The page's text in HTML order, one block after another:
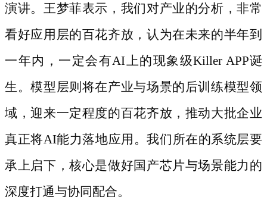
演讲。王梦菲表示，我们对产业的分析，非常
看好应用层的百花齐放，认为在未来的半年到
一年内，一定会有AI上的现象级Killer APP诞
生。模型层则将在产业与场景的后训练模型领
域，迎来一定程度的百花齐放，推动大批企业
真正将AI能力落地应用。我们所在的系统层要
承上启下，核心是做好国产芯片与场景能力的
深度打通与协同配合。